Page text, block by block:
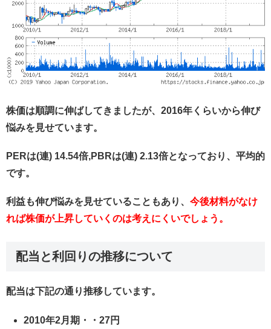
株価は順調に伸ばしてきましたが、2016年くらいから伸び
悩みを見せています。
PERは(連) 14.54倍,PBRは(連) 2.13倍となっており、平均的
です。
利益も伸び悩みを見せていることもあり、 今後材料がなけ
れば株価が上昇していくのは考えにくいでしょう。
配当と利回りの推移について
配当は下記の通り推移しています。
2010年2月期・・27円